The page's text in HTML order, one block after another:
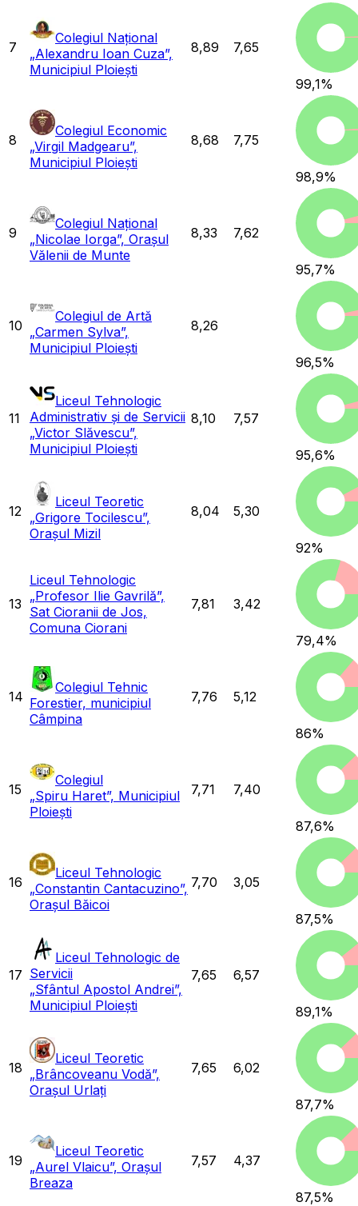
7
Colegiul Național
„Alexandru Ioan Cuza”,
Municipiul Ploiești
8,89 7,65
99,1%
8
Colegiul Economic
„Virgil Madgearu”,
Municipiul Ploiești
8,68 7,75
98,9%
9
Colegiul Național
„Nicolae Iorga”, Orașul
Vălenii de Munte
8,33 7,62
95,7%
10
Colegiul de Artă
„Carmen Sylva”,
Municipiul Ploiești
8,26
96,5%
11
Liceul Tehnologic
Administrativ și de Servicii
„Victor Slăvescu”,
Municipiul Ploiești
8,10 7,57
95,6%
12
Liceul Teoretic
„Grigore Tocilescu”,
Orașul Mizil
8,04 5,30
92%
13
Liceul Tehnologic
„Profesor Ilie Gavrilă”,
Sat Cioranii de Jos,
Comuna Ciorani
7,81 3,42
79,4%
14
Colegiul Tehnic
Forestier, municipiul
Câmpina
7,76 5,12
86%
15
Colegiul
„Spiru Haret”, Municipiul
Ploiești
7,71 7,40
87,6%
16
Liceul Tehnologic
„Constantin Cantacuzino”,
Orașul Băicoi
7,70 3,05
87,5%
17
Liceul Tehnologic de
Servicii
„Sfântul Apostol Andrei”,
Municipiul Ploiești
7,65 6,57
89,1%
18
Liceul Teoretic
„Brâncoveanu Vodă”,
Orașul Urlați
7,65 6,02
87,7%
19
Liceul Teoretic
„Aurel Vlaicu”, Orașul
Breaza
7,57 4,37
87,5%